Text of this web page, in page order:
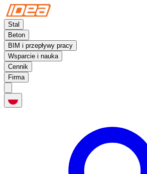
Stal
Beton
BIM i przepływy pracy
Wsparcie i nauka
Cennik
Firma